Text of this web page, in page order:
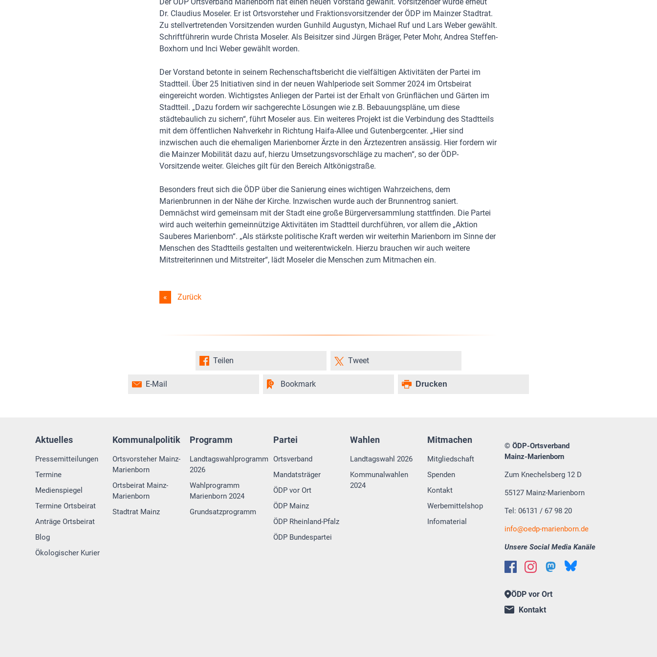
Der ÖDP Ortsverband Marienborn hat einen neuen Vorstand gewählt. Vorsitzender wurde erneut
Dr. Claudius Moseler. Er ist Ortsvorsteher und Fraktionsvorsitzender der ÖDP im Mainzer Stadtrat.
Zu stellvertretenden Vorsitzenden wurden Gunhild Augustyn, Michael Ruf und Lars Weber gewählt.
Schriftführerin wurde Christa Moseler. Als Beisitzer sind Jürgen Bräger, Peter Mohr, Andrea Steffen-
Boxhorn und Inci Weber gewählt worden.
Der Vorstand betonte in seinem Rechenschaftsbericht die vielfältigen Aktivitäten der Partei im
Stadtteil. Über 25 Initiativen sind in der neuen Wahlperiode seit Sommer 2024 im Ortsbeirat
eingereicht worden. Wichtigstes Anliegen der Partei ist der Erhalt von Grünflächen und Gärten im
Stadtteil. „Dazu fordern wir sachgerechte Lösungen wie z.B. Bebauungspläne, um diese
städtebaulich zu sichern“, führt Moseler aus. Ein weiteres Projekt ist die Verbindung des Stadtteils
mit dem öffentlichen Nahverkehr in Richtung Haifa-Allee und Gutenbergcenter. „Hier sind
inzwischen auch die ehemaligen Marienborner Ärzte in den Ärztezentren ansässig. Hier fordern wir
die Mainzer Mobilität dazu auf, hierzu Umsetzungsvorschläge zu machen“, so der ÖDP-
Vorsitzende weiter. Gleiches gilt für den Bereich Altkönigstraße.
Besonders freut sich die ÖDP über die Sanierung eines wichtigen Wahrzeichens, dem
Marienbrunnen in der Nähe der Kirche. Inzwischen wurde auch der Brunnentrog saniert.
Demnächst wird gemeinsam mit der Stadt eine große Bürgerversammlung stattfinden. Die Partei
wird auch weiterhin gemeinnützige Aktivitäten im Stadtteil durchführen, vor allem die „Aktion
Sauberes Marienborn“. „Als stärkste politische Kraft werden wir weiterhin Marienborn im Sinne der
Menschen des Stadtteils gestalten und weiterentwickeln. Hierzu brauchen wir auch weitere
Mitstreiterinnen und Mitstreiter“, lädt Moseler die Menschen zum Mitmachen ein.
Zurück
Teilen Tweet
E-Mail Bookmark Drucken
Aktuelles
Pressemitteilungen
Termine
Medienspiegel
Termine Ortsbeirat
Anträge Ortsbeirat
Blog
Ökologischer Kurier
Kommunalpolitik
Ortsvorsteher Mainz-
Marienborn
Ortsbeirat Mainz-
Marienborn
Stadtrat Mainz
Programm
Landtagswahlprogramm
2026
Wahlprogramm
Marienborn 2024
Grundsatzprogramm
Partei
Ortsverband
Mandatsträger
ÖDP vor Ort
ÖDP Mainz
ÖDP Rheinland-Pfalz
ÖDP Bundespartei
Wahlen
Landtagswahl 2026
Kommunalwahlen
2024
Mitmachen
Mitgliedschaft
Spenden
Kontakt
Werbemittelshop
Infomaterial
© ÖDP-Ortsverband
Mainz-Marienborn
Zum Knechelsberg 12 D
55127 Mainz-Marienborn
Tel: 06131 / 67 98 20
info@oedp-marienborn.de
Unsere Social Media Kanäle
ÖDP vor Ort
Kontakt